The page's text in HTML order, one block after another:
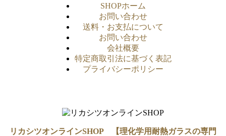
SHOPホーム
お問い合わせ
送料・お支払について
お問い合わせ
会社概要
特定商取引法に基づく表記
プライバシーポリシー
リカシツオンラインSHOP 【理化学用耐熱ガラスの専門